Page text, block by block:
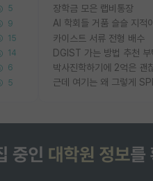
5
9
15
14
6
5
장학금 모은 랩비통장
AI 학회들 거품 슬슬 지적
카이스트 서류 전형 배수
DGIST 가는 방법 추천 부
근데 여기는 왜 그렇게